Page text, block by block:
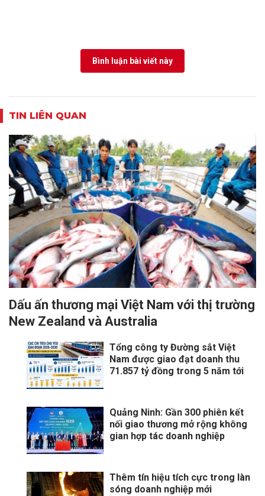
Bình luận bài viết này
TIN LIÊN QUAN
Dấu ấn thương mại Việt Nam với thị trường
New Zealand và Australia
Tổng công ty Đường sắt Việt
Nam được giao đạt doanh thu
71.857 tỷ đồng trong 5 năm tới
Quảng Ninh: Gần 300 phiên kết
nối giao thương mở rộng không
gian hợp tác doanh nghiệp
Thêm tín hiệu tích cực trong làn
sóng doanh nghiệp mới